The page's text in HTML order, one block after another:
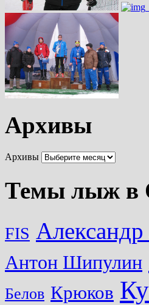
Архивы
Архивы
Темы лыж в
FIS Александр
Антон Шипулин
Белов Крюков